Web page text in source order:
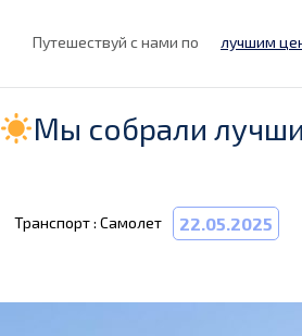
Путешествуй с нами по лучшим
Мы собрали
Транспорт : Самолет 22.05.2025